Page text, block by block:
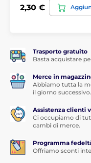
2,30 €
Trasporto gratuito
Basta acquistare
Merce in
Abbiamo tutta la
il giorno successivo.
Assistenza clienti
Ci occupiamo di
cambi di merce.
Programma
Offriamo sconti